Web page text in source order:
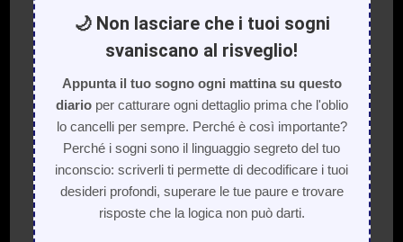
🌙 Non lasciare che i tuoi sogni
svaniscano al risveglio!
Appunta il tuo sogno ogni mattina su questo
diarioper catturare ogni dettaglio prima che l'oblio
lo cancelli per sempre. Perché è così importante?
Perché i sogni sono il linguaggio segreto del tuo
inconscio: scriverli ti permette di decodificare i tuoi
desideri profondi, superare le tue paure e trovare
risposte che la logica non può darti.